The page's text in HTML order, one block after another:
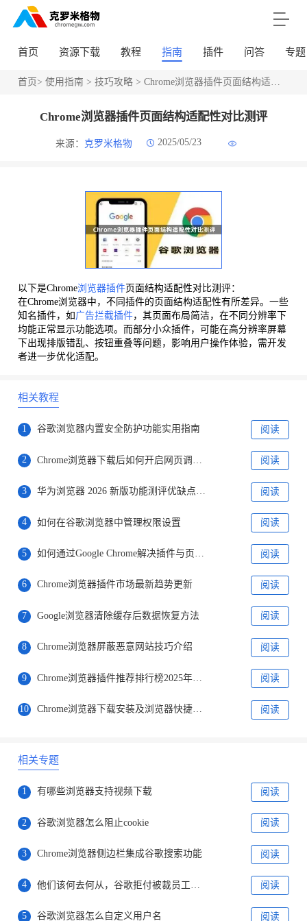
首页 资源下载 教程 指南 插件 问答 专题
首页> 使用指南 > 技巧攻略> Chrome浏览器插件页面结构适配性对比测评
Chrome浏览器插件页面结构适配性对比测评
来源： 克罗米格物 2025/05/23
以下是Chrome浏览器插件页面结构适配性对比测评：
在Chrome浏览器中，不同插件的页面结构适配性有所差异。一些
知名插件，如 广告拦截插件，其页面布局简洁，在不同分辨率下
均能正常显示功能选项。而部分小众插件，可能在高分辨率屏幕
下出现排版错乱、按钮重叠等问题，影响用户操作体验，需开发
者进一步优化适配。
相关教程
1 谷歌浏览器内置安全防护功能实用指南 阅读
2 阅读
3 华为浏览器 2026 新版功能测评优缺点分析 阅读
4 如何在谷歌浏览器中管理权限设置 阅读
5 如何通过Google Chrome解决插件与页面冲突 阅读
6 Chrome浏览器插件市场最新趋势更新 阅读
7 Google浏览器清除缓存后数据恢复方法 阅读
8 Chrome浏览器屏蔽恶意网站技巧介绍 阅读
9 Chrome浏览器插件推荐排行榜2025年最新版 阅读
10 Chrome浏览器下载安装及浏览器快捷键自定义配置 阅读
相关专题
1 有哪些浏览器支持视频下载 阅读
2 谷歌浏览器怎么阻止cookie 阅读
3 Chrome浏览器侧边栏集成谷歌搜索功能 阅读
4 阅读
5 谷歌浏览器怎么自定义用户名 阅读